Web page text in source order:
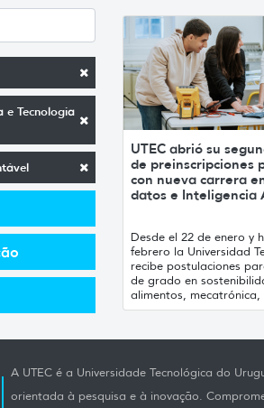
e Tecnologia
UTEC abrió su
de preinscripciones
con nueva carrera
datos e Inteligencia
Desde el 22 de enero y
febrero la Universidad
recibe postulaciones
de grado en
alimentos,
A UTEC é a Universidade Tecnológica do
orientada à pesquisa e à inovação.